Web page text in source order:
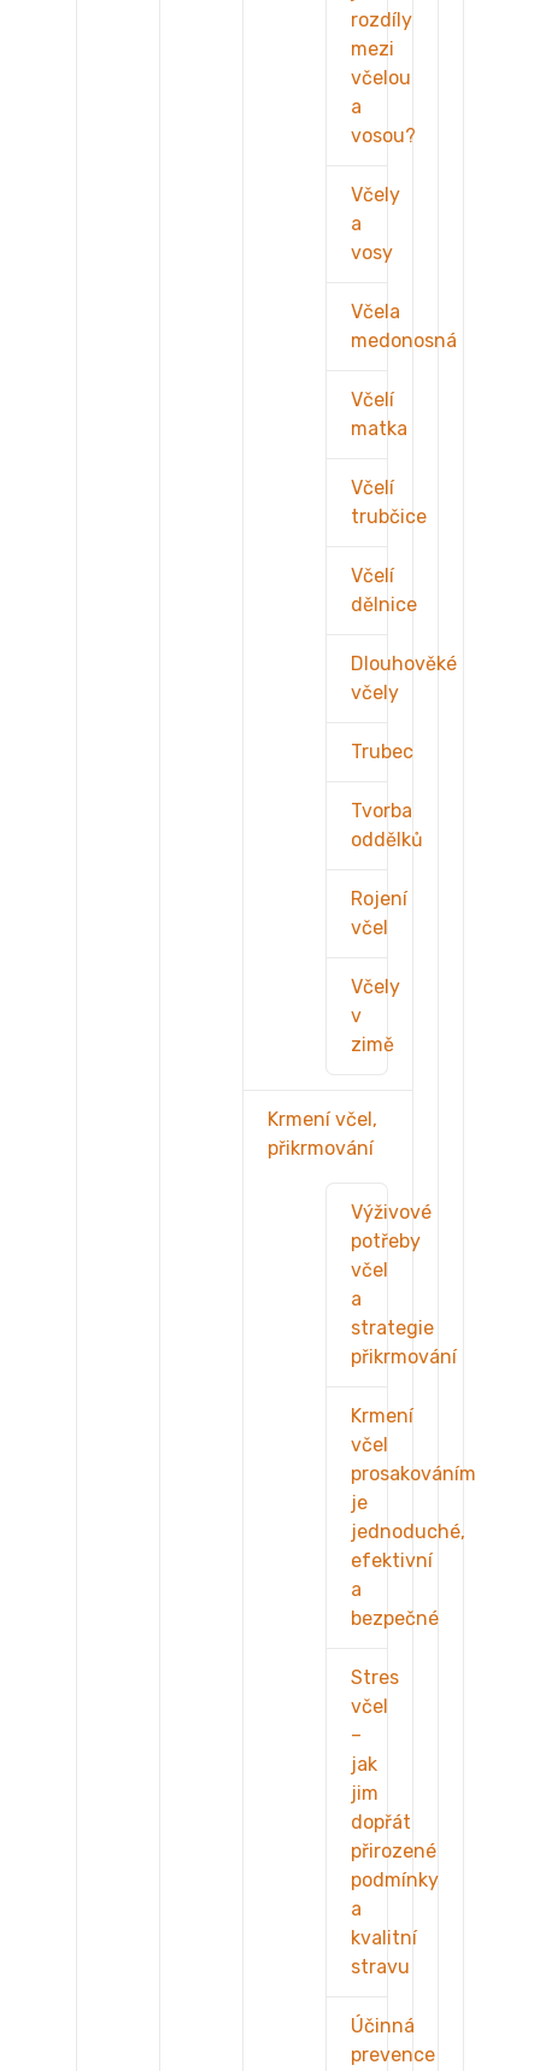
rozdíly
mezi
včelou
a
vosou?
Včely
a
vosy
Včela
medonosná
Včelí
matka
Včelí
trubčice
Včelí
dělnice
Dlouhověké
včely
Trubec
Tvorba
oddělků
Rojení
včel
Včely
v
zimě
Krmení včel,
přikrmování
Výživové
potřeby
včel
a
strategie
přikrmování
Krmení
včel
prosakováním
je
jednoduché,
efektivní
a
bezpečné
Stres
včel
–
jak
jim
dopřát
přirozené
podmínky
a
kvalitní
stravu
Účinná
prevence